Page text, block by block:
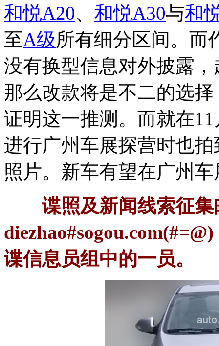
和悦A20、 和悦A30与和
至A级所有细分区间。而
没有换型信息对外披露
那么改款将是不二的选
证明这一推测。而就在
进行广州车展探营时也
照片。新车有望在广州
谍照及新闻线索征集
谍信息员组中的一员。